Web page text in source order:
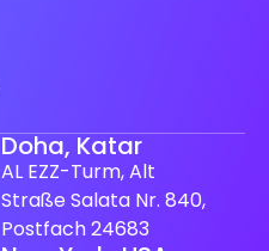
Doha, Katar
AL EZZ-Turm, Alt
Straße Salata Nr. 840,
Postfach 24683